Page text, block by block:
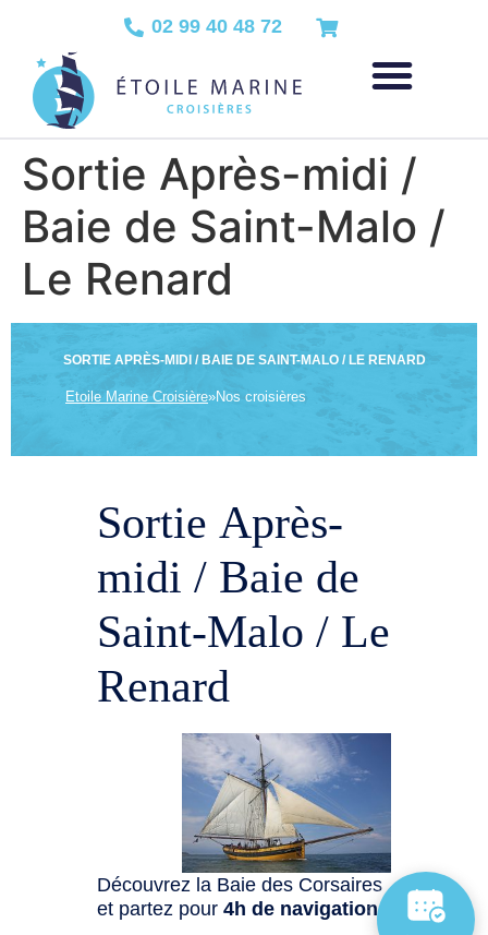
02 99 40 48 72
Sortie Après-midi /
Baie de Saint-Malo /
Le Renard
SORTIE APRÈS-MIDI / BAIE DE SAINT-MALO / LE RENARD
Etoile Marine Croisière»Nos croisières
Sortie Après-
midi / Baie de
Saint-Malo / Le
Renard
Découvrez la Baie des Corsaires
et partez pour4h de navigation: